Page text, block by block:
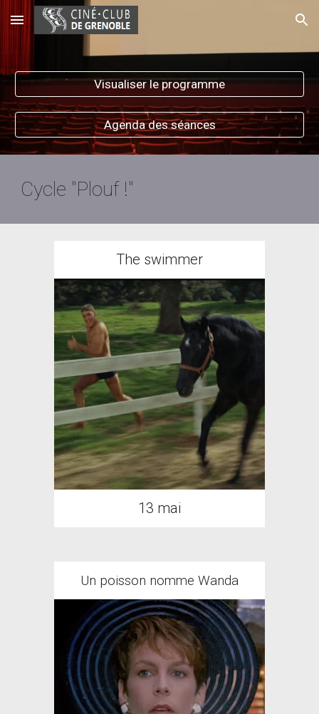
Skip to main content Skip to navigation
Visualiser le programme
Agenda des séances
Cycle "Plouf !"
The swimmer
13 mai
Un poisson nomme Wanda